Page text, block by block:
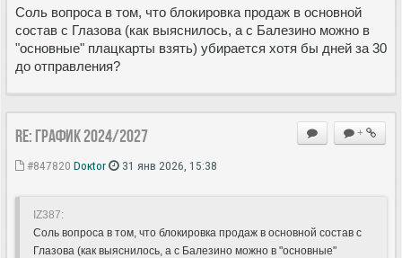
Соль вопроса в том, что блокировка продаж в основной
состав с Глазова (как выяснилось, а с Балезино можно в
"основные" плацкарты взять) убирается хотя бы дней за 30
до отправления?
+
Re: ГРАФИК 2024/2027
#847820 Doкtor 31 янв 2026, 15:38
IZ387:
Соль вопроса в том, что блокировка продаж в основной состав с
Глазова (как выяснилось, а с Балезино можно в "основные"